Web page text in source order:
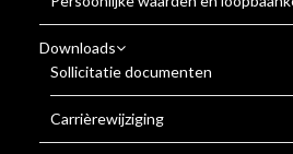
Downloads
Sollicitatie documenten
Carrièrewijziging